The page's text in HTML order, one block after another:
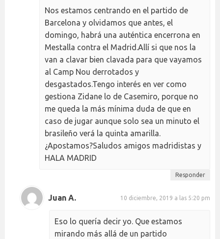
Nos estamos centrando en el partido de
Barcelona y olvidamos que antes, el
domingo, habrá una auténtica encerrona en
Mestalla contra el Madrid.Allí si que nos la
van a clavar bien clavada para que vayamos
al Camp Nou derrotados y
desgastados.Tengo interés en ver como
gestiona Zidane lo de Casemiro, porque no
me queda la más mínima duda de que en
caso de jugar aunque solo sea un minuto el
brasileño verá la quinta amarilla.
¿Apostamos?Saludos amigos madridistas y
HALA MADRID
Responder
Juan A. 10 diciembre, 2019 a las 5:20 pm
Eso lo quería decir yo. Que estamos
mirando más allá de un partido